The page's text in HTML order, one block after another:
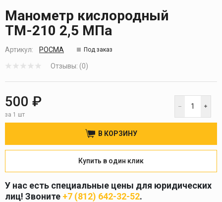
Манометр кислородный
ТМ-210 2,5 МПа
Артикул: РОСМА Под заказ
Отзывы: (0)
500 ₽
за 1 шт
В КОРЗИНУ
Купить в один клик
У нас есть специальные цены для юридических
лиц! Звоните +7 (812) 642-32-52.